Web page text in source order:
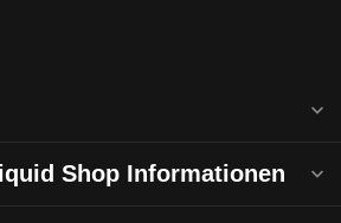
Shop Informationen